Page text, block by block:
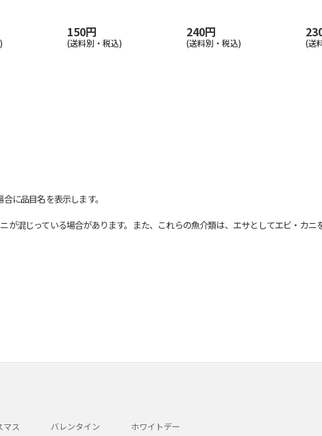
150円
(送料別・税込)
240円
(送料別・税込) (送
に品目名を表示します。
じっている場合があります。また、これらの魚介類は、エサとしてエビ・カニ
マス バレンタイン ホワイトデー